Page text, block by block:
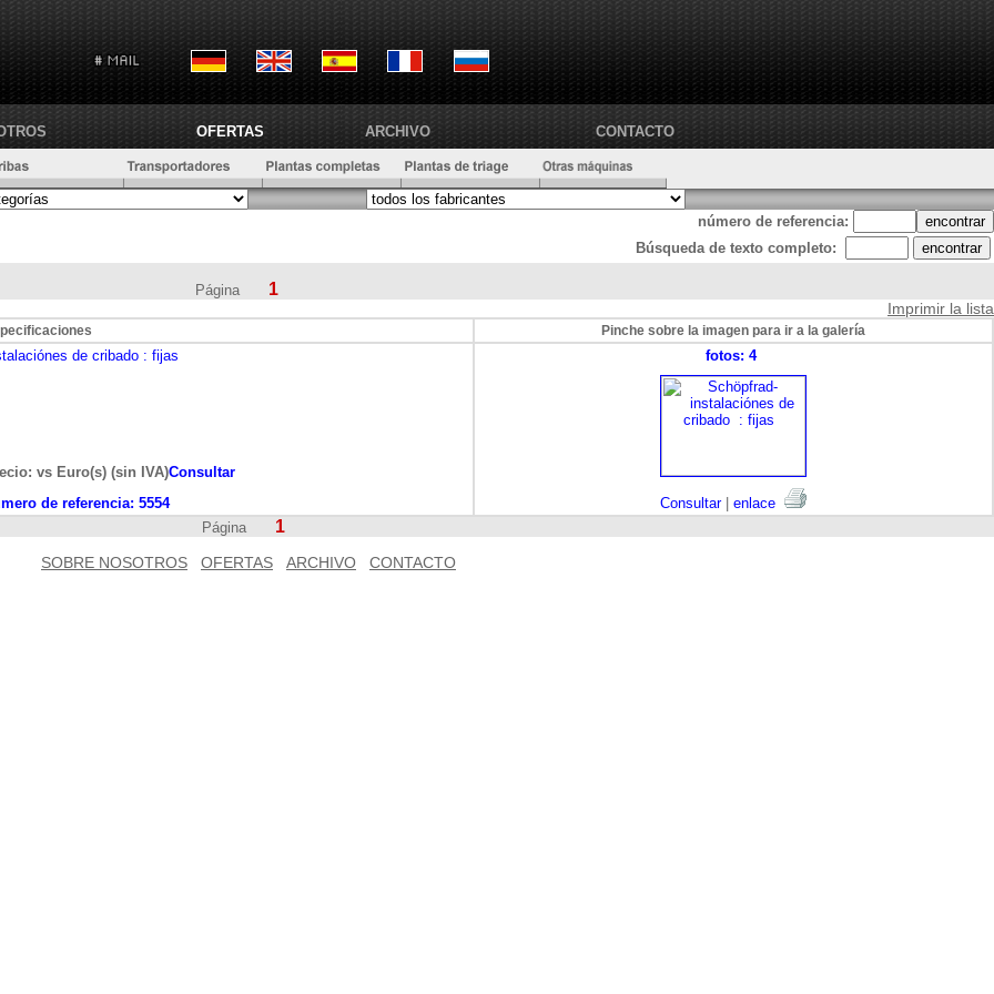
OFERTAS ARCHIVO CONTACTO
número de referencia:
Búsqueda de texto completo:
Página 1
Imprimir la lista
Pinche sobre la imagen para ir a la galería
de cribado : fijas
vs Euro(s) (sin IVA)Consultar
de referencia: 5554
fotos: 4
Consultar| enlace
Página
1
SOBRE NOSOTROS OFERTAS ARCHIVO CONTACTO